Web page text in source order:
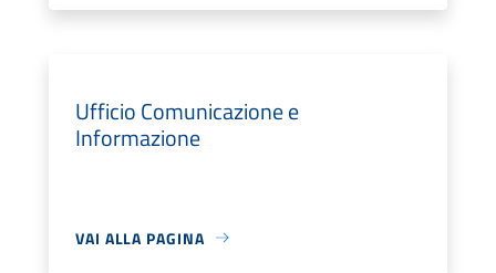
Ufficio Comunicazione e
Informazione
VAI ALLA PAGINA